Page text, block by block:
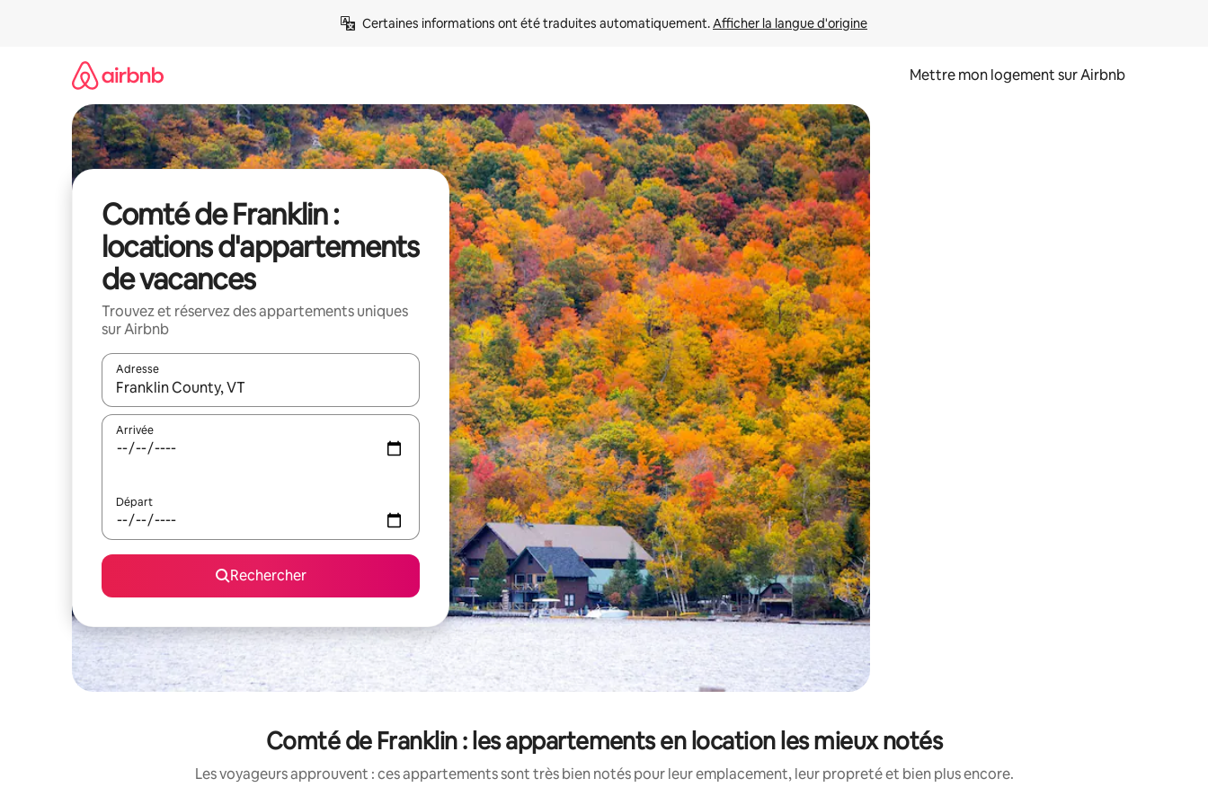
Certaines informations ont été traduites automatiquement. Afficher la langue d'origine
Mettre mon logement sur Airbnb
Comté de Franklin :
locations d'appartements
de vacances
Trouvez et réservez des appartements uniques
sur Airbnb
Adresse
Lorsque les résultats s'affichent, utilisez les flèches vers le haut et vers le bas pour les parcourir ou en appuyant et en faisant glisser.
Arrivée
Départ
Rechercher
Comté de Franklin : les appartements en location les mieux notés
Les voyageurs approuvent : ces appartements sont très bien notés pour leur emplacement, leur propreté et bien plus encore.